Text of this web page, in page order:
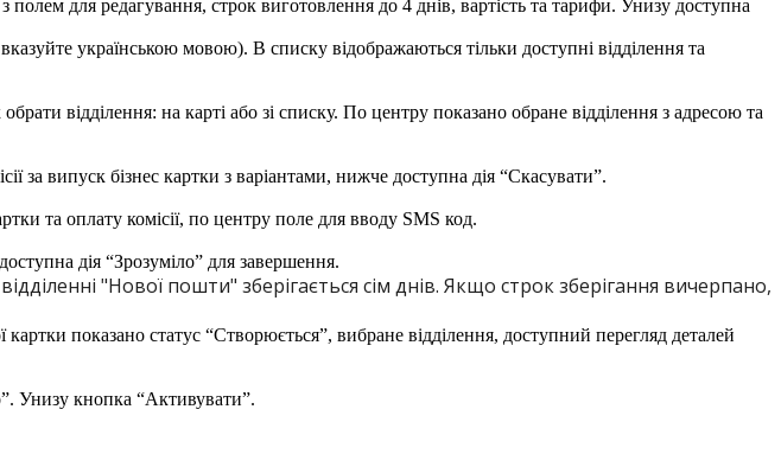
вказуйте українською мовою). В списку відображаються тільки доступні відділення та
відділенні "Нової пошти" зберігається сім днів. Якщо строкзберігання вичерпано,